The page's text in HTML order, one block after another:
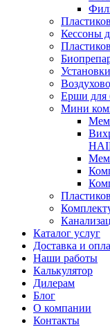
Кессоны
Ерши для
Мини
Каталог услуг
Доставка и
Наши работы
Калькулятор
Дилерам
Блог
О компании
Контакты